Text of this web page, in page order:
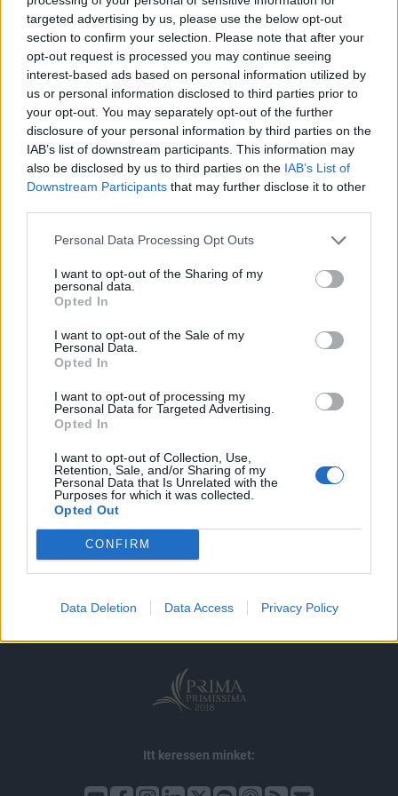
targeted advertising by us, please use the below opt-out
section to confirm your selection. Please note that after your
opt-out request is processed you may continue seeing
interest-based ads based on personal information utilized by
us or personal information disclosed to third parties prior to
your opt-out. You may separately opt-out of the further
disclosure of your personal information by third parties on the
IAB’s list of downstream participants. This information may
also be disclosed by us to third parties on the IAB’s List of
Downstream Participants that may further disclose it to other
Personal Data Processing Opt Outs
I want to opt-out of the Sharing of my
personal data.
Opted In
I want to opt-out of the Sale of my
Personal Data.
Opted In
I want to opt-out of processing my
Personal Data for Targeted Advertising.
Opted In
I want to opt-out of Collection, Use,
Retention, Sale, and/or Sharing of my
Personal Data that Is Unrelated with the
Purposes for which it was collected.
Opted Out
CONFIRM
Data Deletion Data Access Privacy Policy
A részvényenkénti 200 Ft-os osztalék kifizetésére 2004.
június 2-től, szerdai napokon, 10-12 óráig az IBUSZ Rt.
titkárságán kerül sor.
KEDVES OLVASÓNK!
A keresett cikk a portfolio.hu hírarchívumához
tartozik, melynek olvasása előfizetéses
regisztrációhoz kötött.
Portfolio.hu teljes cikkarchívum
Kötéslisták: BÉT elmúlt 2 év napon belüli
kötéslistái
Előfizetés
MÁR ELŐFIZETŐNK VAGY?BEJELENTKEZÉS
szerzői jogok médiaajánlat
Itt keressen minket: